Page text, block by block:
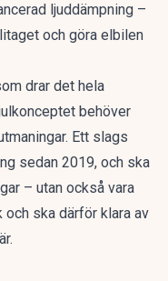
ljuddämpning –
och göra elbilen
drar det hela
behöver
Ett slags
sedan 2019, och ska
– utan också vara
ska därför klara av